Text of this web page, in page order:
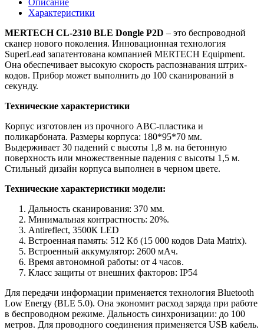
с
Cradle
Характеристики
MERTECH CL-2310 BLE Dongle P2D – это беспроводной
сканер нового поколения. Инновационная технология
SuperLead запатентована компанией MERTECH Equipment.
Она обеспечивает высокую скорость распознавания штрих-
кодов. Прибор может выполнить до 100 сканирований в
секунду.
Технические характеристики
Корпус изготовлен из прочного ABC-пластика и
поликарбоната. Размеры корпуса: 180*95*70 мм.
Выдерживает 30 падений с высоты 1,8 м. на бетонную
поверхность или множественные падения с высоты 1,5 м.
Стильный дизайн корпуса выполнен в черном цвете.
Технические характеристики модели:
Дальность сканирования: 370 мм.
Минимальная контрастность: 20%.
Antireflect, 3500К LED
Встроенная память: 512 Кб (15 000 кодов Data Matrix).
Встроенный аккумулятор: 2600 мАч.
Время автономной работы: от 4 часов.
Класс защиты от внешних факторов: IP54
Для передачи информации применяется технология Bluetooth
Low Energy (BLE 5.0). Она экономит расход заряда при работе
в беспроводном режиме. Дальность синхронизации: до 100
метров. Для проводного соединения применяется USB кабель.